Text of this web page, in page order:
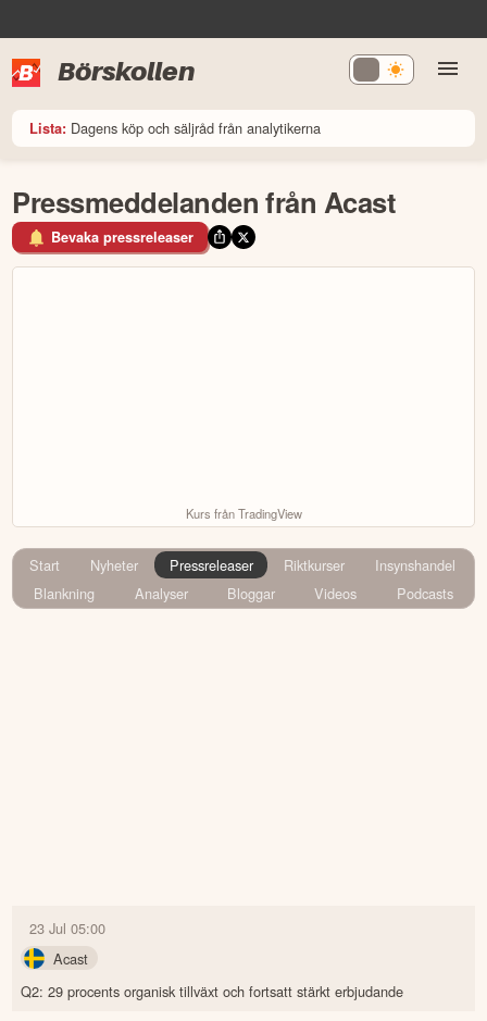
Börskollen
Lista: Dagens köp och säljråd från analytikerna
Pressmeddelanden från Acast
Bevaka pressreleaser
Kurs från TradingView
Start Nyheter Pressreleaser Riktkurser
Insynshandel
Blankning
Analyser Bloggar Videos Podcasts
23 Jul 05:00
Acast
Q2: 29 procents organisk tillväxt och fortsatt stärkt erbjudande